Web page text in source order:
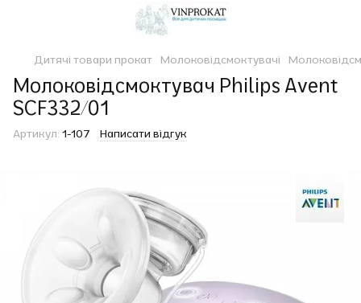
Дитячі товари прокат Молоковідсмоктувачі
Молоковідсмоктувач Philips Avent
SCF332/01
Артикул: 1-107 Написати відгук